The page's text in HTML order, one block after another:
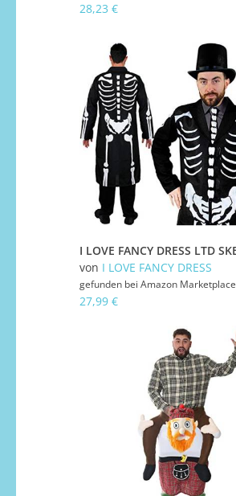
28,23 €
von I LOVE FANCY DRESS
gefunden bei Amazon Marketplace
27,99 €